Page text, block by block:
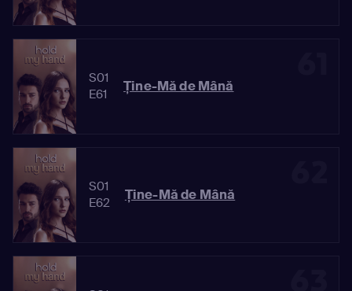
S01
E61
Ține-Mă de Mână
S01
E62
Ține-Mă de Mână